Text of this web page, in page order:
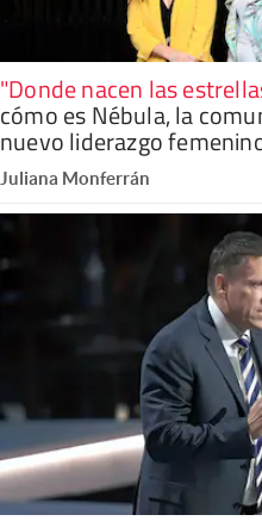
"Donde nacen las
cómo es Nébula, la
nuevo liderazgo
Juliana Monferrán